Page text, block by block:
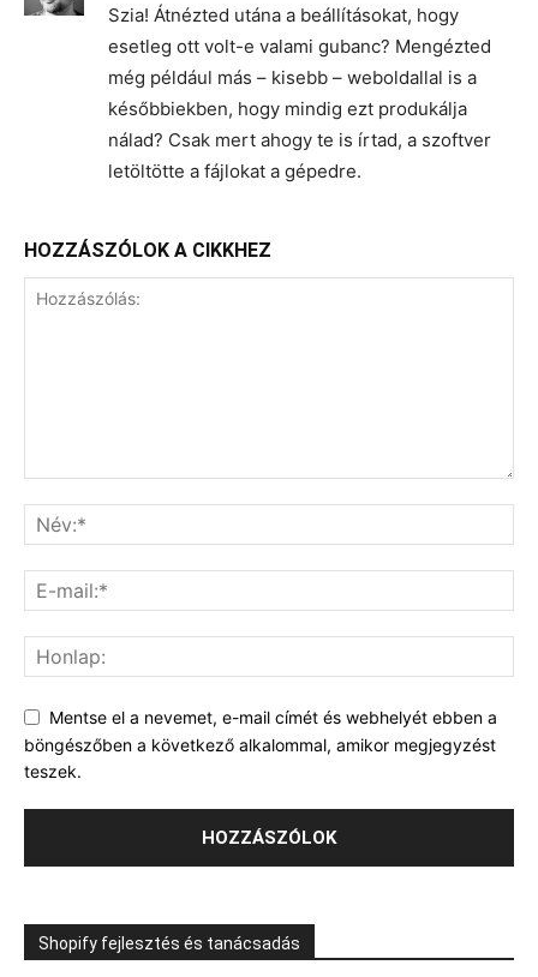
Szia! Átnézted utána a beállításokat, hogy
esetleg ott volt-e valami gubanc? Mengézted
még például más – kisebb – weboldallal is a
későbbiekben, hogy mindig ezt produkálja
nálad? Csak mert ahogy te is írtad, a szoftver
letöltötte a fájlokat a gépedre.
HOZZÁSZÓLOK A CIKKHEZ
Mentse el a nevemet, e-mail címét és webhelyét ebben a
böngészőben a következő alkalommal, amikor megjegyzést
teszek.
Shopify fejlesztés és tanácsadás